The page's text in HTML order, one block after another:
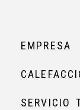
EMPRESA
SERVICIO